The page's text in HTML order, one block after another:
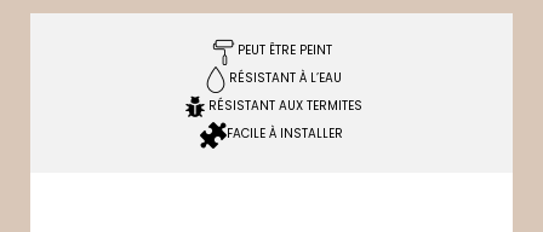
PEUT ÊTRE PEINT
RÉSISTANT À L’EAU
RÉSISTANT AUX TERMITES
FACILE À INSTALLER